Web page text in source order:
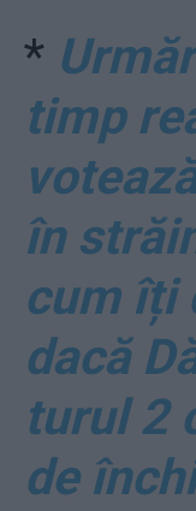
*
timp
în
cum îți
dacă
turul 2
de